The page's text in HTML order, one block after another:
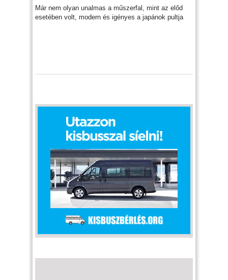
Már nem olyan unalmas a műszerfal, mint az előd
esetében volt, modern és igényes a japánok pultja